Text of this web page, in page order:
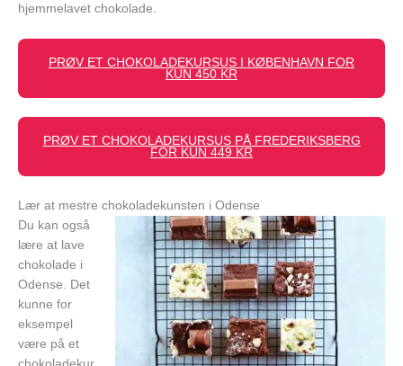
hjemmelavet chokolade.
PRØV ET CHOKOLADEKURSUS I KØBENHAVN FOR
KUN 450 KR
PRØV ET CHOKOLADEKURSUS PÅ FREDERIKSBERG
FOR KUN 449 KR
Lær at mestre chokoladekunsten i Odense
Du kan også
lære at lave
chokolade i
Odense. Det
kunne for
eksempel
være på et